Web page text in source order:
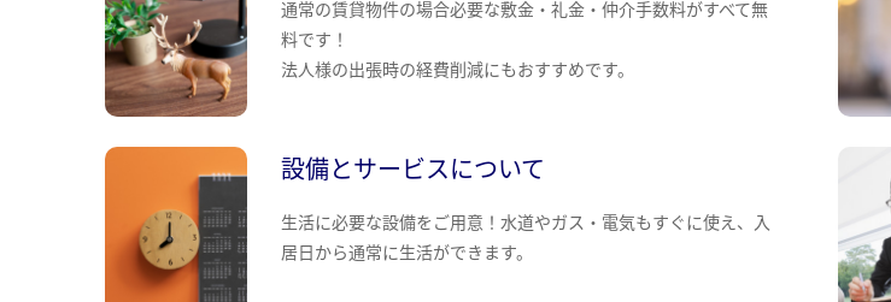
通常の賃貸物件の場合必要な敷金・礼金・仲介手数料がすべて無
料です！
法人様の出張時の経費削減にもおすすめです。
設備とサービスについて
生活に必要な設備をご用意！水道やガス・電気もすぐに使え、入
居日から通常に生活ができます。